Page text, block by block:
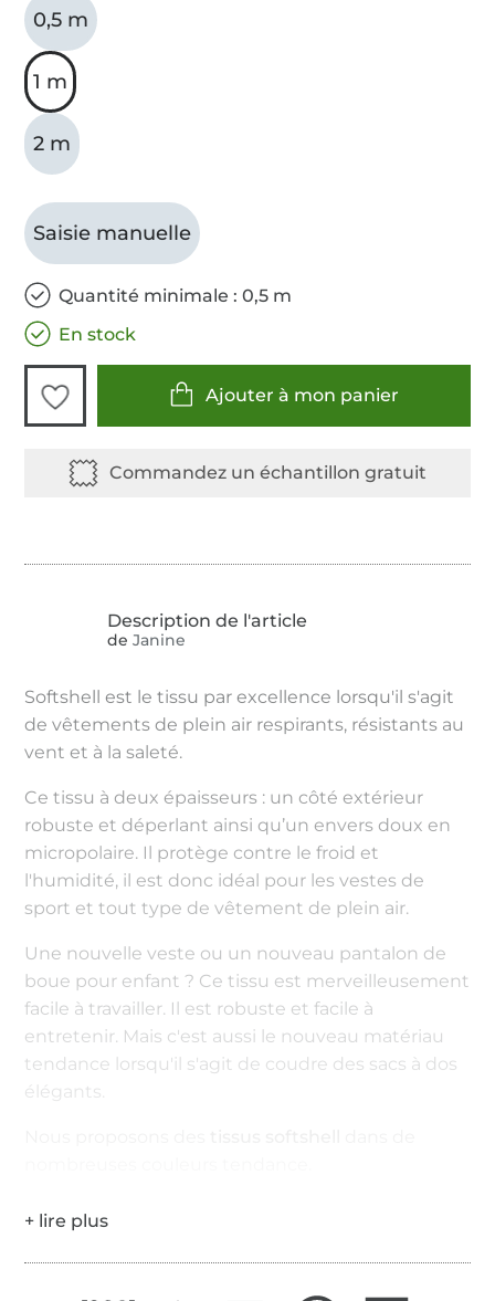
0,5 m
1 m
2 m
Saisie manuelle
Quantité minimale : 0,5 m
En stock
Ajouter à mon panier
de Janine
Softshell est le tissu par excellence lorsqu'il s'agit
de vêtements de plein air respirants, résistants au
vent et à la saleté.
Ce tissu à deux épaisseurs : un côté extérieur
robuste et déperlant ainsi qu’un envers doux en
micropolaire. Il protège contre le froid et
l'humidité, il est donc idéal pour les vestes de
sport et tout type de vêtement de plein air.
Une nouvelle veste ou un nouveau pantalon de
boue pour enfant ? Ce tissu est merveilleusement
facile à travailler. Il est robuste et facile à
entretenir. Mais c'est aussi le nouveau matériau
tendance lorsqu'il s'agit de coudre des sacs à dos
élégants.